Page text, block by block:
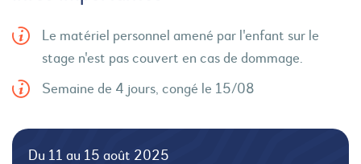
Le matériel personnel amené par l'enfant sur le
stage n'est pas couvert en cas de dommage.
Semaine de 4 jours, congé le 15/08
Du 11 au 15 août 2025